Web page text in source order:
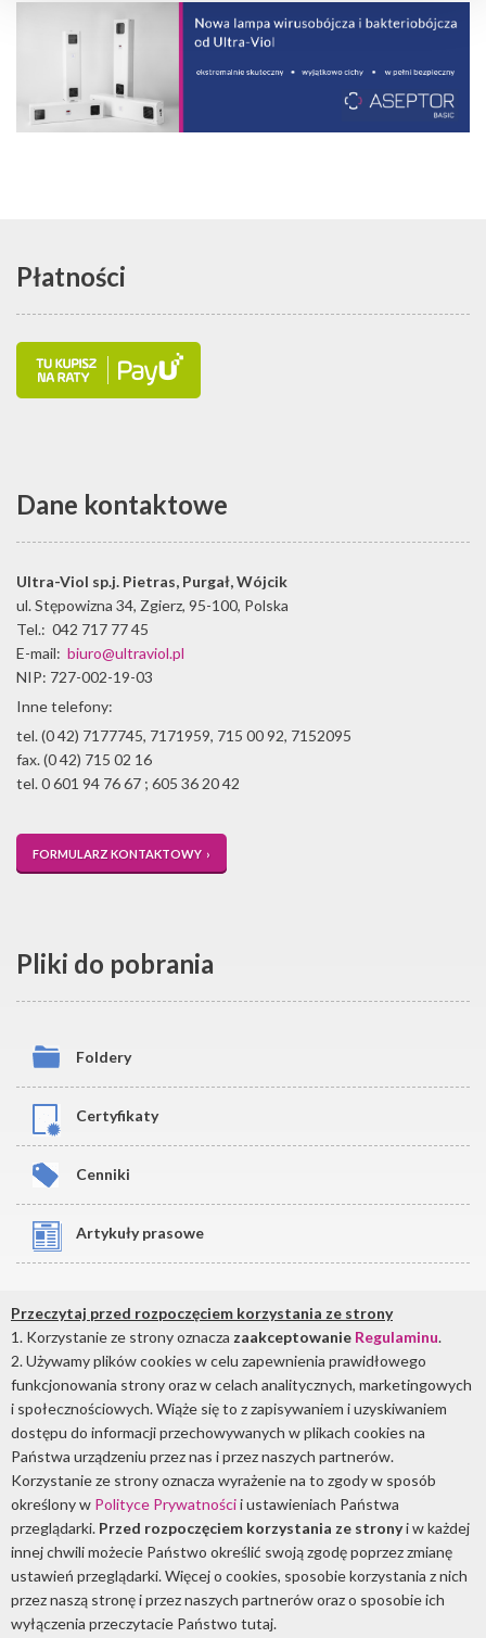
Płatności
Dane kontaktowe
Ultra-Viol sp.j. Pietras, Purgał, Wójcik
ul. Stępowizna 34, Zgierz, 95-100, Polska
Tel.: 042 717 77 45
E-mail: biuro@ultraviol.pl
NIP: 727-002-19-03
Inne telefony:
tel. (0 42) 7177745, 7171959, 715 00 92, 7152095
fax. (0 42) 715 02 16
tel. 0 601 94 76 67 ; 605 36 20 42
FORMULARZ KONTAKTOWY ›
Pliki do pobrania
Foldery
Certyfikaty
Cenniki
Artykuły prasowe
Lampa bakteriobójcza NBV-2x30 Pto produkt, który idealnie
nadaje sie dodezynfekcji powietrzaw placówkach służby zdrowia.
UltraVioljest firmą, która działa na rynku producentów i
dystrybutorów sprzętu medycznego już od 1993 roku i tworzy
asortyment doskonałej jakości. Zapraszamy do zapoznania się z
pełną ofertą lamp bakteriobójczych bezpośredniego działania.
Sprawdź naszą pełną ofertę!
Przeczytaj przed rozpoczęciem korzystania ze strony
1. Korzystanie ze strony oznacza zaakceptowanie Regulaminu.
2. Używamy plików cookies w celu zapewnienia prawidłowego
funkcjonowania strony oraz w celach analitycznych, marketingowych
i społecznościowych. Wiąże się to z zapisywaniem i uzyskiwaniem
dostępu do informacji przechowywanych w plikach cookies na
Państwa urządzeniu przez nas i przez naszych partnerów.
Korzystanie ze strony oznacza wyrażenie na to zgody w sposób
określony w Polityce Prywatnościi ustawieniach Państwa
przeglądarki. Przed rozpoczęciem korzystania ze stronyi w każdej
innej chwili możecie Państwo określić swoją zgodę poprzez zmianę
ustawień przeglądarki. Więcej o cookies, sposobie korzystania z nich
przez naszą stronę i przez naszych partnerów oraz o sposobie ich
wyłączenia przeczytacie Państwo tutaj.